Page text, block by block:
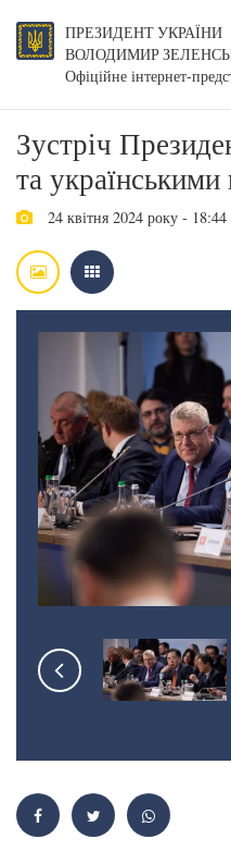
ПРЕЗИДЕНТ УКРАЇНИ
ВОЛОДИМИР
Офіційне інтернет-
Зустріч
та
24 квітня 2024 року - 18:44